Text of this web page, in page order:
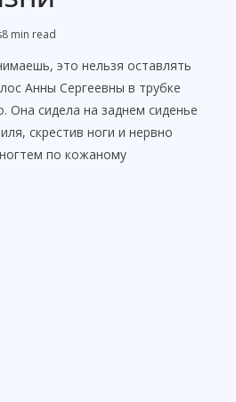
8 min read
это нельзя оставлять
Анны Сергеевны в трубке
Она сидела на заднем сиденье
скрестив ноги и нервно
по кожаному